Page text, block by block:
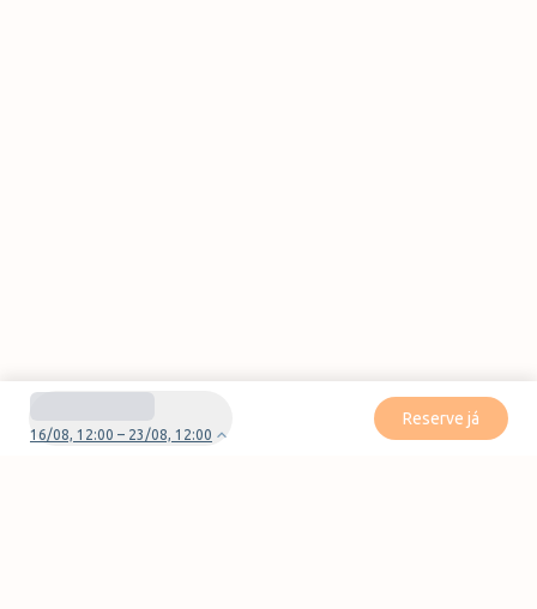
16/08, 12:00 – 23/08, 12:00
Reserve já